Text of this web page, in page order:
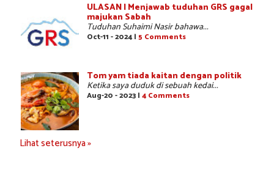
ULASAN | Menjawab tuduhan GRS gagal
majukan Sabah
Tuduhan Suhaimi Nasir bahawa...
Oct-11 - 2024 | 5 Comments
Tom yam tiada kaitan dengan politik
Ketika saya duduk di sebuah kedai...
Aug-20 - 2023 | 4 Comments
Lihat seterusnya »